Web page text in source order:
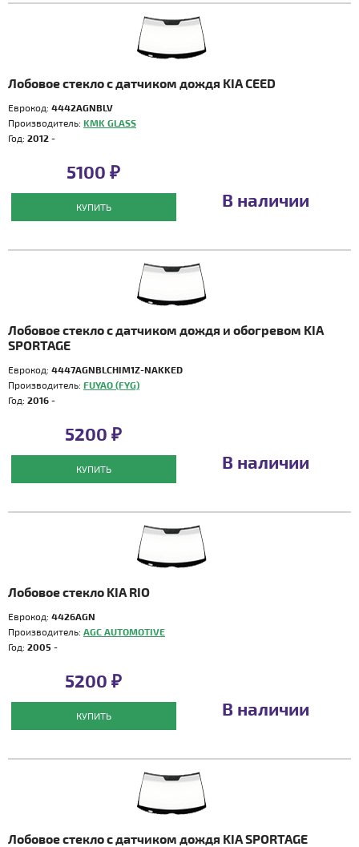
Лобовое стекло с датчиком дождя KIA CEED
Еврокод: 4442AGNBLV
Производитель: KMK GLASS
Год: 2012 -
5100 ₽
КУПИТЬ В наличии
Лобовое стекло с датчиком дождя и обогревом KIA
SPORTAGE
Еврокод: 4447AGNBLCHIM1Z-NAKKED
Производитель: FUYAO (FYG)
Год: 2016 -
5200 ₽
КУПИТЬ В наличии
Лобовое стекло KIA RIO
Еврокод: 4426AGN
Производитель: AGC AUTOMOTIVE
Год: 2005 -
5200 ₽
КУПИТЬ В наличии
Лобовое стекло с датчиком дождя KIA SPORTAGE